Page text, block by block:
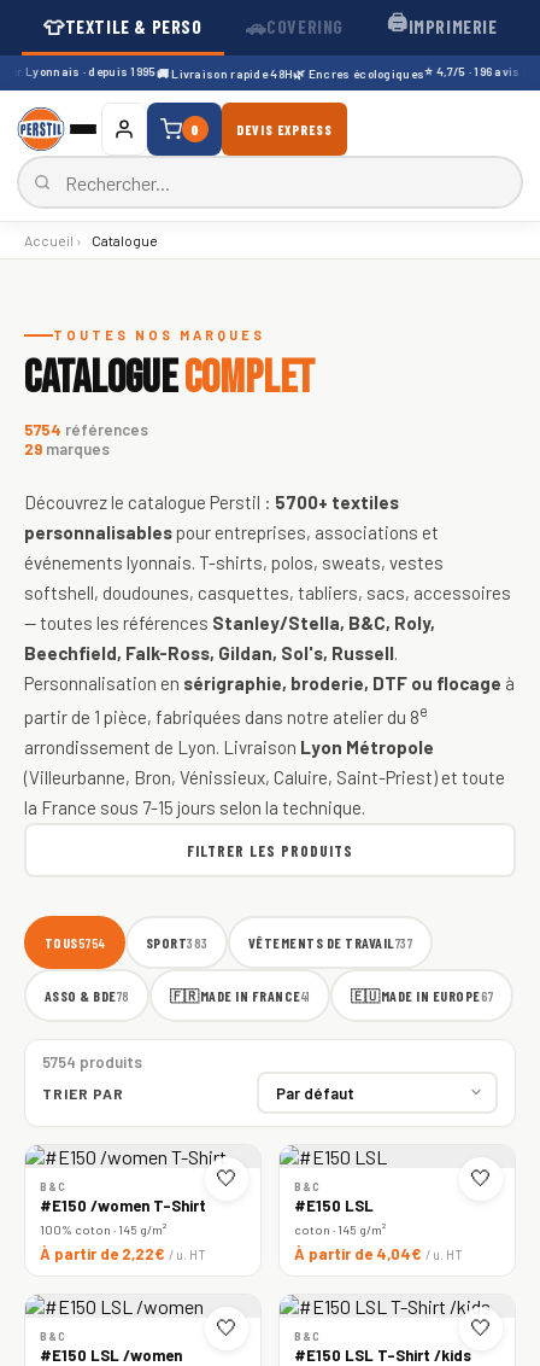
👕TEXTILE & PERSO 🚗COVERING 🖨️IMPRIMERIE
Lyonnais · depuis 1995🚚 Livraison rapide 48H🌿 Encres écologiques⭐ 4,7/5 · 196 avis
0 DEVIS EXPRESS
Accueil › Catalogue
TOUTES NOS MARQUES
CATALOGUECOMPLET
5754 références
29 marques
Découvrez le catalogue Perstil : 5700+ textiles
personnalisables pour entreprises, associations et
événements lyonnais. T-shirts, polos, sweats, vestes
softshell, doudounes, casquettes, tabliers, sacs, accessoires
— toutes les références Stanley/Stella, B&C, Roly,
Beechfield, Falk-Ross, Gildan, Sol's, Russell.
Personnalisation en sérigraphie, broderie, DTF ou flocage à
partir de 1 pièce, fabriquées dans notre atelier du 8e
arrondissement de Lyon. Livraison Lyon Métropole
(Villeurbanne, Bron, Vénissieux, Caluire, Saint-Priest) et toute
la France sous 7-15 jours selon la technique.
FILTRER LES PRODUITS
TOUS5754 SPORT383 VÊTEMENTS DE TRAVAIL737
ASSO & BDE78 🇫🇷MADE IN FRANCE41 🇪🇺MADE IN EUROPE67
5754 produits
TRIER PAR
🤍
B&C
#E150 /women T-Shirt
100% coton · 145 g/m²
À partir de 2,22€ / u. HT
🤍
B&C
#E150 LSL
coton · 145 g/m²
À partir de 4,04€ / u. HT
🤍
B&C
#E150 LSL /women
🤍
B&C
#E150 LSL T-Shirt /kids